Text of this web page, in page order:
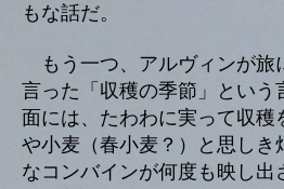
もな話だ。
もう一つ、アルヴィンが旅
言った「収穫の季節」という
面には、たわわに実って収穫
や小麦（春小麦？）と思しき
なコンバインが何度も映し出